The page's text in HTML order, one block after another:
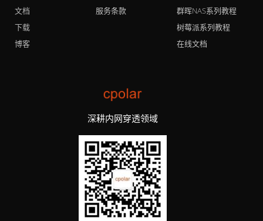
文档
下载
博客
服务条款
群晖NAS系列教程
树莓派系列教程
在线文档
深耕内网穿透领域